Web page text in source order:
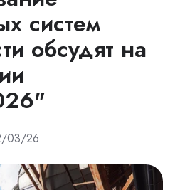
систем
обсудят на
03/26